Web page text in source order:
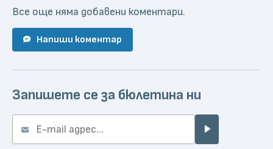
Все още няма добавени коментари.
Напиши коментар
Запишете се за бюлетина ни